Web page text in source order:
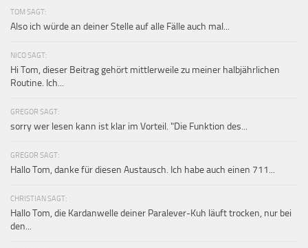
TOM SAGT:
Also ich würde an deiner Stelle auf alle Fälle auch mal...
NICO SAGT:
Hi Tom, dieser Beitrag gehört mittlerweile zu meiner halbjährlichen
Routine. Ich...
GREGOR SAGT:
sorry wer lesen kann ist klar im Vorteil. "Die Funktion des...
GREGOR SAGT:
Hallo Tom, danke für diesen Austausch. Ich habe auch einen 711...
CHRISTIAN SAGT:
Hallo Tom, die Kardanwelle deiner Paralever-Kuh läuft trocken, nur bei
den...